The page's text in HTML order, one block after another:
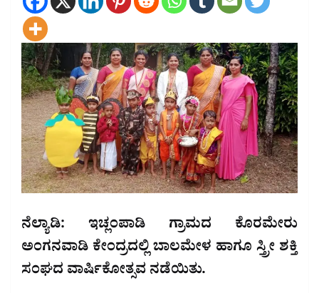
ನೆಲ್ಯಾಡಿ: ಇಚ್ಲಂಪಾಡಿ ಗ್ರಾಮದ ಕೊರಮೇರು
ಅಂಗನವಾಡಿ ಕೇಂದ್ರದಲ್ಲಿ ಬಾಲಮೇಳ ಹಾಗೂ ಸ್ತ್ರೀ ಶಕ್ತಿ
ಸಂಘದ ವಾರ್ಷಿಕೋತ್ಸವ ನಡೆಯಿತು.